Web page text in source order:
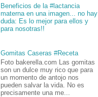
Beneficios de la #lactancia
materna en una imagen... no hay
duda: Es lo mejor para ellos y
para nosotras!!
Gomitas Caseras #Receta
Foto bakerella.com Las gomitas
son un dulce muy rico que para
un momento de antojo nos
pueden salvar la vida. No es
precisamente una me...